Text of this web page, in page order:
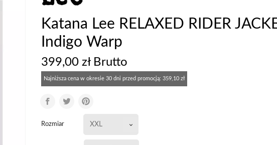
Katana Lee RELAXED RIDER
Indigo Warp
399,00 zł Brutto
Najniższa cena w okresie 30 dni przed promocją: 359,10 zł
Rozmiar